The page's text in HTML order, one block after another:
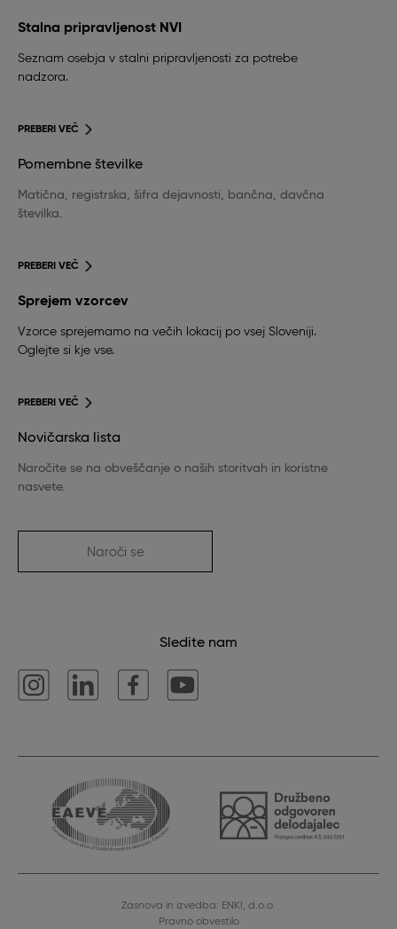
Stalna pripravljenost NVI
Seznam osebja v stalni pripravljenosti za potrebe
nadzora.
PREBERI VEČ
Pomembne številke
Matična, registrska, šifra dejavnosti, bančna, davčna
številka.
PREBERI VEČ
Sprejem vzorcev
Vzorce sprejemamo na večih lokacij po vsej Sloveniji.
Oglejte si kje vse.
PREBERI VEČ
Novičarska lista
Naročite se na obveščanje o naših storitvah in koristne
nasvete.
Naroči se
Sledite nam
Zasnova in izvedba: ENKI, d.o.o.
Pravno obvestilo